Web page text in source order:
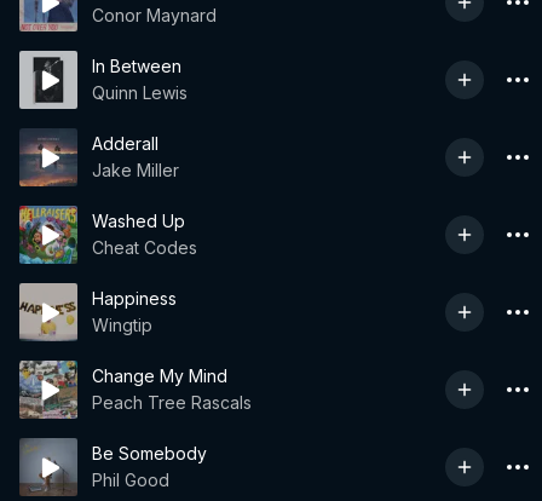
Conor Maynard
In Between
Quinn Lewis
Adderall
Jake Miller
Washed Up
Cheat Codes
Happiness
Wingtip
Change My Mind
Peach Tree Rascals
Be Somebody
Phil Good